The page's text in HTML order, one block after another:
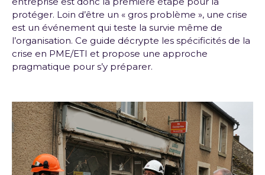
protéger. Loin d’être un « gros problème », une crise
est un événement qui teste la survie même de
l’organisation. Ce guide décrypte les spécificités de la
crise en PME/ETI et propose une approche
pragmatique pour s’y préparer.